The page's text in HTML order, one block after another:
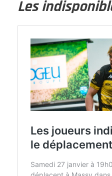
Les